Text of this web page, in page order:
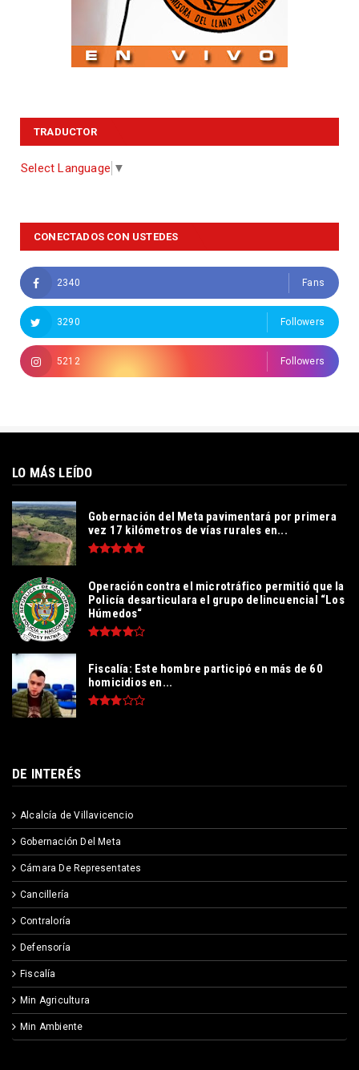
TRADUCTOR
Select Language ▼
CONECTADOS CON USTEDES
2340 Fans
3290 Followers
5212 Followers
LO MÁS LEÍDO
Gobernación del Meta pavimentará por primera
vez 17 kilómetros de vías rurales en...
Operación contra el microtráfico permitió que la
Policía desarticulara el grupo delincuencial “Los
Húmedos“
Fiscalía: Este hombre participó en más de 60
homicidios en...
DE INTERÉS
Alcalcía de Villavicencio
Gobernación Del Meta
Cámara De Representates
Cancillería
Contraloría
Defensoría
Fiscalía
Min Agricultura
Min Ambiente